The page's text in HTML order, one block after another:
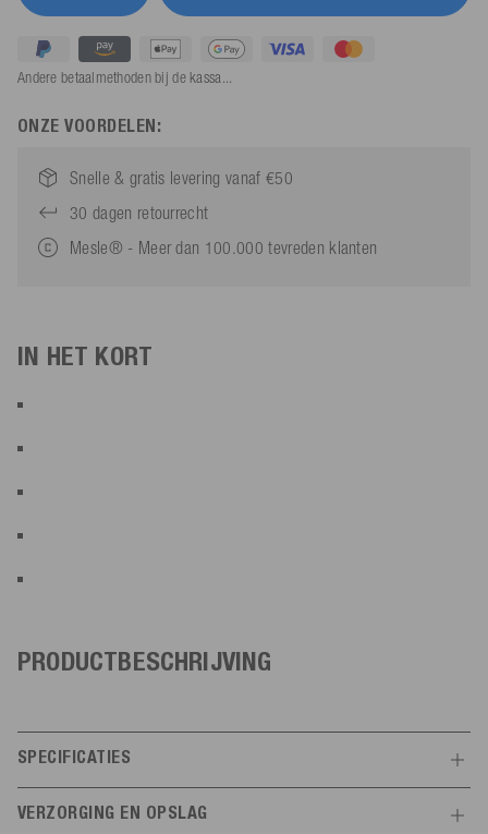
Andere betaalmethoden bij de kassa...
ONZE VOORDELEN:
Snelle & gratis levering vanaf €50
30 dagen retourrecht
Mesle® - Meer dan 100.000 tevreden klanten
IN HET KORT
PRODUCTBESCHRIJVING
SPECIFICATIES
VERZORGING EN OPSLAG